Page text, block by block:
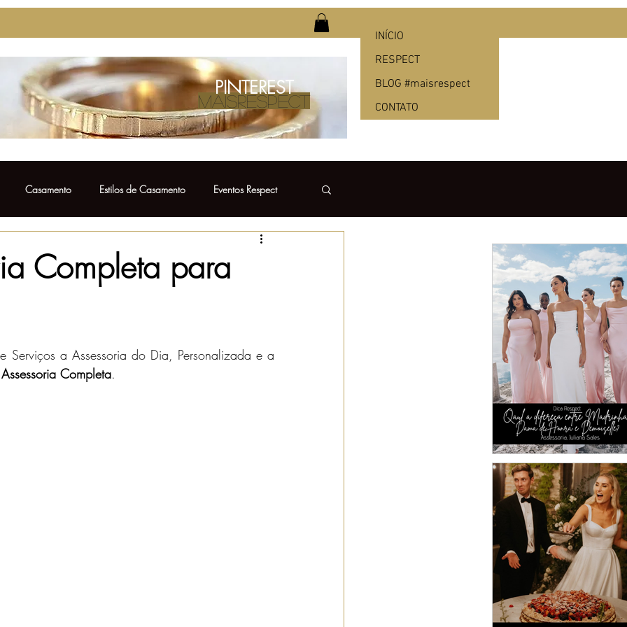
Casamento Estilos de Casamento Eventos Respect
Bolo de Casamento
Buquê de Noiva Destination Wedding
Completa para
Serviços a Assessoria do Dia, Personalizada e a
Assessoria Completa.
Qual a diferença
Madrinha,
Honra e
INÍCIO
RESPECT
BLOG #maisrespect
CONTATO
MAISRESPECT
PINTEREST